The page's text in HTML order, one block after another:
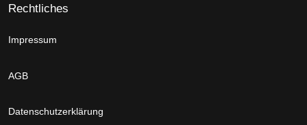
Rechtliches
Impressum
AGB
Datenschutzerklärung